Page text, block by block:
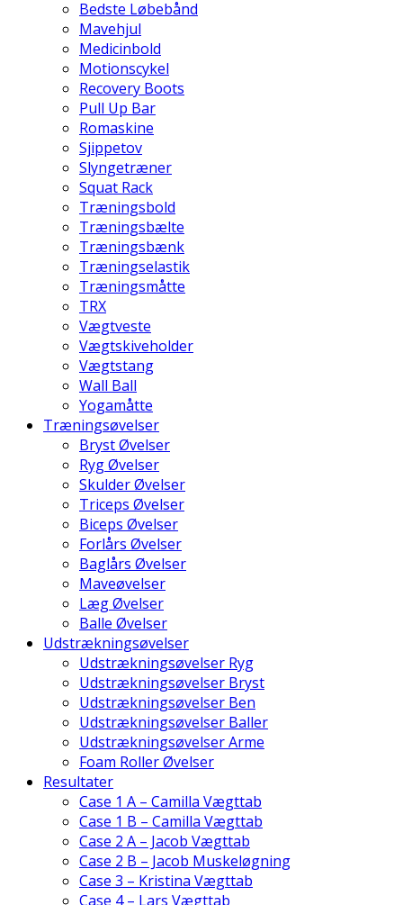
Bedste Løbebånd
Mavehjul
Medicinbold
Motionscykel
Recovery Boots
Pull Up Bar
Romaskine
Sjippetov
Slyngetræner
Squat Rack
Træningsbold
Træningsbælte
Træningsbænk
Træningselastik
Træningsmåtte
TRX
Vægtveste
Vægtskiveholder
Vægtstang
Wall Ball
Yogamåtte
Træningsøvelser
Bryst Øvelser
Ryg Øvelser
Skulder Øvelser
Triceps Øvelser
Biceps Øvelser
Forlårs Øvelser
Baglårs Øvelser
Maveøvelser
Læg Øvelser
Balle Øvelser
Udstrækningsøvelser
Udstrækningsøvelser Ryg
Udstrækningsøvelser Bryst
Udstrækningsøvelser Ben
Udstrækningsøvelser Baller
Udstrækningsøvelser Arme
Foam Roller Øvelser
Resultater
Case 1 A – Camilla Vægttab
Case 1 B – Camilla Vægttab
Case 2 A – Jacob Vægttab
Case 2 B – Jacob Muskeløgning
Case 3 – Kristina Vægttab
Case 4 – Lars Vægttab